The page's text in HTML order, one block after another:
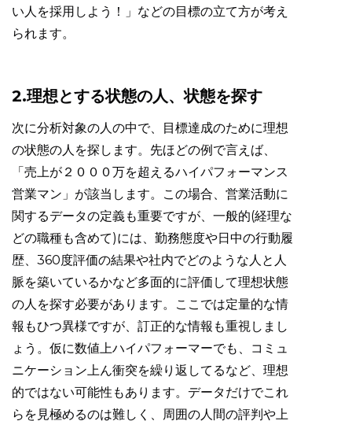
い人を採用しよう！」などの目標の立て方が考え
られます。
2.理想とする状態の人、状態を探す
次に分析対象の人の中で、目標達成のために理想
の状態の人を探します。先ほどの例で言えば、
「売上が２０００万を超えるハイパフォーマンス
営業マン」が該当します。この場合、営業活動に
関するデータの定義も重要ですが、一般的(経理な
どの職種も含めて)には、勤務態度や日中の行動履
歴、360度評価の結果や社内でどのような人と人
脈を築いているかなど多面的に評価して理想状態
の人を探す必要があります。ここでは定量的な情
報もひつ異様ですが、訂正的な情報も重視しまし
ょう。仮に数値上ハイパフォーマーでも、コミュ
ニケーション上ん衝突を繰り返してるなど、理想
的ではない可能性もあります。データだけでこれ
らを見極めるのは難しく、周囲の人間の評判や上